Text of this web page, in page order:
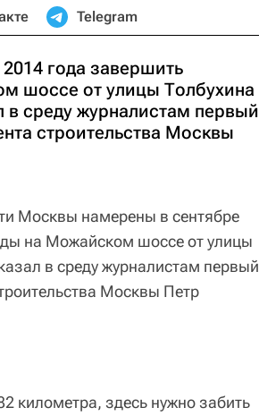
Telegram
года завершить
шоссе от улицы Толбухина
в среду журналистам первый
строительства Москвы
Москвы намерены в сентябре
на Можайском шоссе от улицы
в среду журналистам первый
Москвы Петр
километра, здесь нужно забить